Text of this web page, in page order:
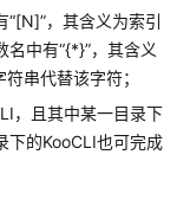
“[N]”，其含义为索引
中有“{*}”，其含义
串代替该字符；
，且其中某一目录下
下的KooCLI也可完成